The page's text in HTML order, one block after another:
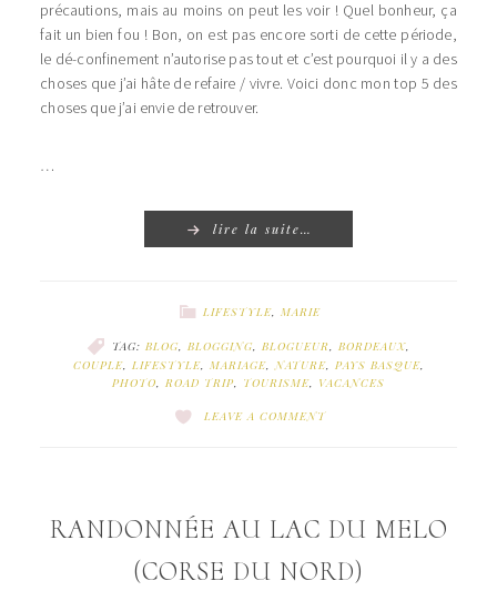
précautions, mais au moins on peut les voir ! Quel bonheur, ça
fait un bien fou ! Bon, on est pas encore sorti de cette période,
le dé-confinement n’autorise pas tout et c’est pourquoi il y a des
choses que j’ai hâte de refaire / vivre. Voici donc mon top 5 des
choses que j’ai envie de retrouver.
…
lire la suite…
LIFESTYLE, MARIE
TAG: BLOG, BLOGGING, BLOGUEUR, BORDEAUX,
COUPLE, LIFESTYLE, MARIAGE,NATURE, PAYS BASQUE,
PHOTO, ROAD TRIP, TOURISME, VACANCES
LEAVE A COMMENT
RANDONNÉE AU LAC DU MELO
(CORSE DU NORD)